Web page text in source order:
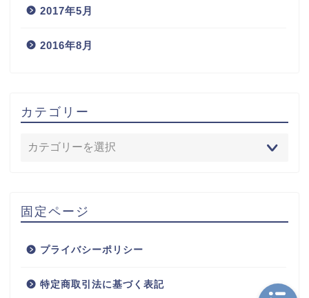
2017年5月
2016年8月
カテゴリー
固定ページ
プライバシーポリシー
特定商取引法に基づく表記